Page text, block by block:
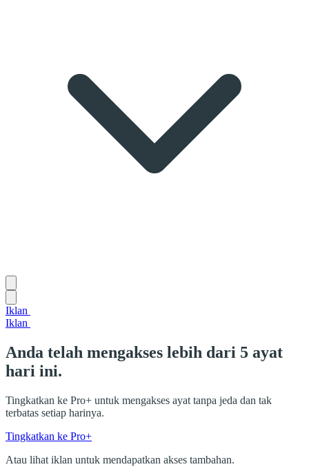
Iklan
Iklan
Anda telah mengakses lebih dari 5 ayat
hari ini.
Tingkatkan ke Pro+ untuk mengakses ayat tanpa jeda dan tak
terbatas setiap harinya.
Tingkatkan ke Pro+
Atau lihat iklan untuk mendapatkan akses tambahan.